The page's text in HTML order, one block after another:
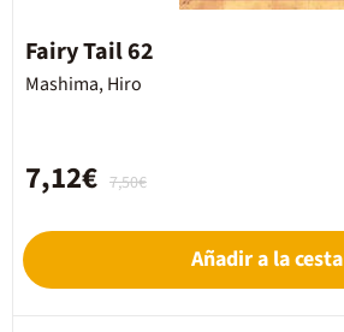
Fairy Tail 62
Mashima, Hiro
7,50€
7,12€
Añadir a la cesta